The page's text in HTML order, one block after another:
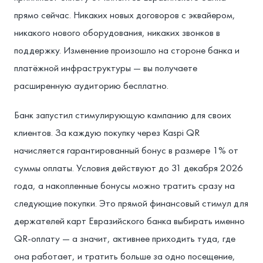
прямо сейчас. Никаких новых договоров с эквайером,
никакого нового оборудования, никаких звонков в
поддержку. Изменение произошло на стороне банка и
платёжной инфраструктуры — вы получаете
расширенную аудиторию бесплатно.
Банк запустил стимулирующую кампанию для своих
клиентов. За каждую покупку через Kaspi QR
начисляется гарантированный бонус в размере 1% от
суммы оплаты. Условия действуют до 31 декабря 2026
года, а накопленные бонусы можно тратить сразу на
следующие покупки. Это прямой финансовый стимул для
держателей карт Евразийского банка выбирать именно
QR-оплату — а значит, активнее приходить туда, где
она работает, и тратить больше за одно посещение,